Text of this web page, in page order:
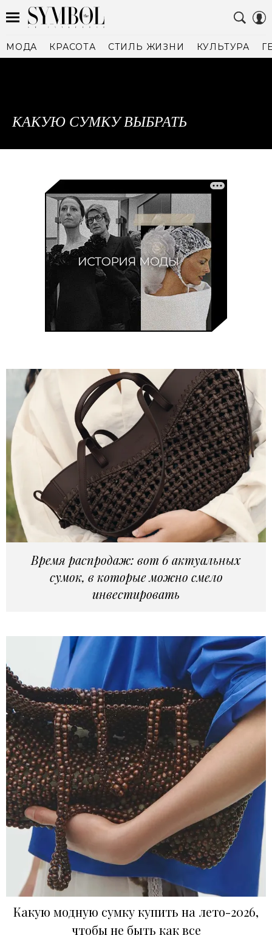
МОДА КРАСОТА СТИЛЬ ЖИЗНИ КУЛЬТУРА
КАКУЮ СУМКУ ВЫБРАТЬ
Время распродаж: вот 6 актуальных
сумок, в которые можно смело
инвестировать
Какую модную сумку купить на лето-2026,
чтобы не быть как все